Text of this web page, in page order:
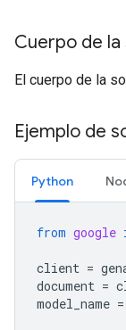
Cuerpo de la
El cuerpo de la
Ejemplo de
Python
from google
client =
document =
model_name =